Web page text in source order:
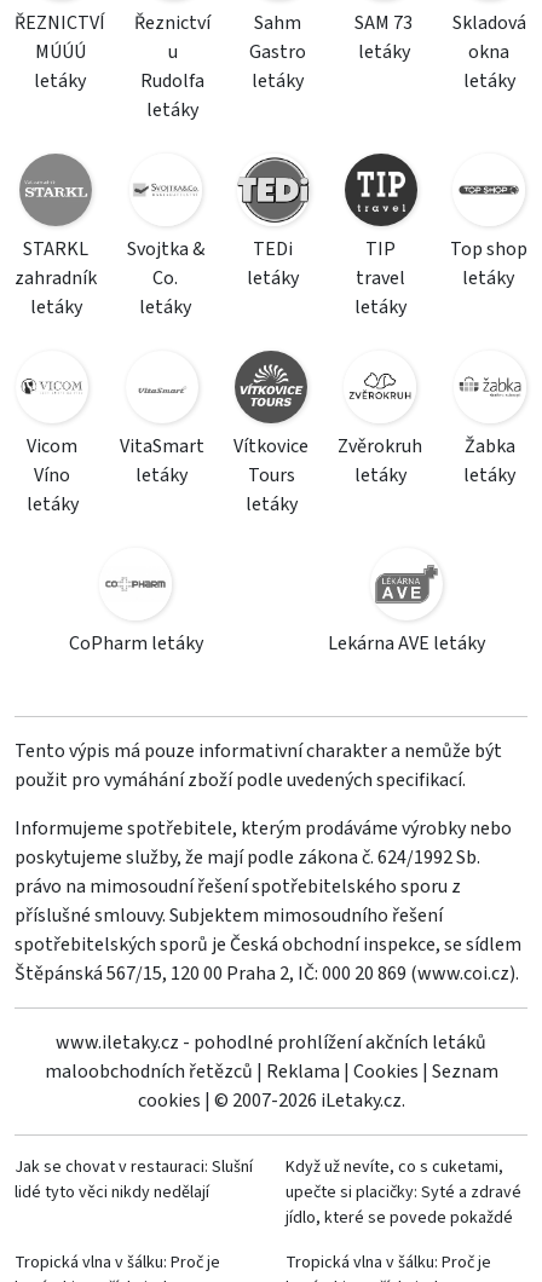
ŘEZNICTVÍ
MÚÚÚ
letáky
Řeznictví
u
Rudolfa
letáky
Sahm
Gastro
letáky
SAM 73
letáky
Skladová
okna
letáky
STARKL
zahradník
letáky
Svojtka &
Co.
letáky
TEDi
letáky
TIP
travel
letáky
Top shop
letáky
Vicom
Víno
letáky
VitaSmart
letáky
Vítkovice
Tours
letáky
Zvěrokruh
letáky
Žabka
letáky
CoPharm letáky Lekárna AVE letáky
Tento výpis má pouze informativní charakter a nemůže být
použit pro vymáhání zboží podle uvedených specifikací.
Informujeme spotřebitele, kterým prodáváme výrobky nebo
poskytujeme služby, že mají podle zákona č. 624/1992 Sb.
právo na mimosoudní řešení spotřebitelského sporu z
příslušné smlouvy. Subjektem mimosoudního řešení
spotřebitelských sporů je Česká obchodní inspekce, se sídlem
Štěpánská 567/15, 120 00 Praha 2, IČ: 000 20 869 (www.coi.cz).
www.iletaky.cz - pohodlné prohlížení akčních letáků
maloobchodních řetězců | Reklama | Cookies | Seznam
cookies | © 2007-2026 iLetaky.cz.
Jak se chovat v restauraci: Slušní
lidé tyto věci nikdy nedělají
Když už nevíte, co s cuketami,
upečte si placičky: Syté a zdravé
jídlo, které se povede pokaždé
Tropická vlna v šálku: Proč je
Tropická vlna v šálku: Proč je